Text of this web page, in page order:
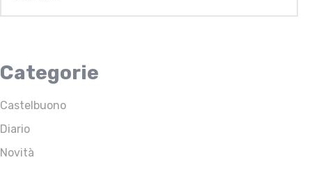
Categorie
Castelbuono
Diario
Novità